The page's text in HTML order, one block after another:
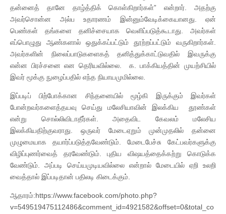
தன்னைத் தானே தாழ்த்திக் கொள்கிறார்கள்” என்றார். அதற்கு
அவர்சொன்ன அல்ப உதாரணம் இன்னும்வேடிக்கையானது. ஏன்
பெண்கள் தங்களை தனிச்சையாக வெளிப்படுத்கூடாது. அவர்கள்
எப்பொழுது ஆண்களால் ஒதுக்கப்பட்டும் தூற்றப்பட்டும் வருகிறார்கள்.
அவர்களின் நிலைப்பாடுகளைகத் தனித்துக்காட்டுவதில் இவருக்கு
என்ன பிரச்சனை என தெரியவில்லை. க. பாக்கியத்தின் முயற்சியில்
இவர் மூக்கு நுழைப்பதில் எந்த நியாயமுமில்லை.
இப்படிப் பிற்போக்கான சிந்தனையில் மூழ்கி இருக்கும் இவர்கள்
போன்றவர்களைத்தயவு செய்து மலேசியாவின் இலக்கிய தூண்கள்
என்று சொல்லிவிடாதீர்கள். அதைவிட கேவலம் மலேசிய
இலக்கியதிற்குவராது. ஒருவர் மேடைஏறும் முன்முதலில் தன்னை
முழுமையாக தயார்ப்படுத்தவேண்டும். மேடைபேச்சு கேட்பவர்களுக்கு
விழிப்புணர்வைத் தரவேண்டும். புதிய விஷயத்தைக்கற்று கொடுக்க
வேண்டும். அப்படி செய்யமுடியவில்லை என்றால் மேடையில் ஏறி உலறி
வைத்தால் இப்படிதான் பதிலடி கிடைக்கும்.
ஆதாரம்:https://www.facebook.com/photo.php?
v=549519475112486&comment_id=4921582&offset=0&total_co